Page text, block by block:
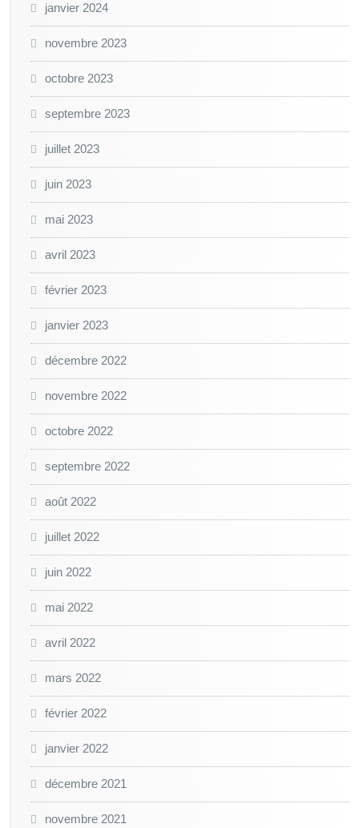
janvier 2024
novembre 2023
octobre 2023
septembre 2023
juillet 2023
juin 2023
mai 2023
avril 2023
février 2023
janvier 2023
décembre 2022
novembre 2022
octobre 2022
septembre 2022
août 2022
juillet 2022
juin 2022
mai 2022
avril 2022
mars 2022
février 2022
janvier 2022
décembre 2021
novembre 2021